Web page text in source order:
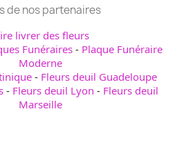
de nos partenaires
livrer des fleurs
Funéraires- Plaque Funéraire
Moderne
- Fleurs deuil Guadeloupe
- Fleurs deuil Lyon - Fleurs deuil
Marseille